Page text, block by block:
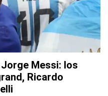
Messi: los
Ricardo